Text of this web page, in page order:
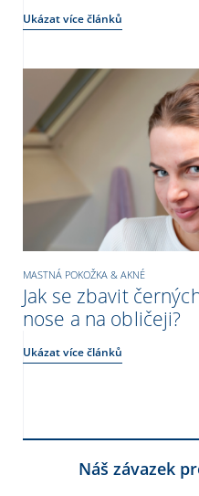
Ukázat více článků
MASTNÁ POKOŽKA & AKNÉ
Jak se zbavit
nose a na obličeji?
Ukázat více článků
Náš závazek